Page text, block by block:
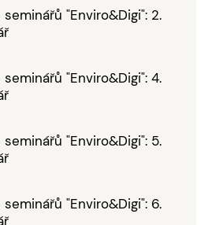
"Enviro&Digi": 2.
"Enviro&Digi": 4.
"Enviro&Digi": 5.
"Enviro&Digi": 6.